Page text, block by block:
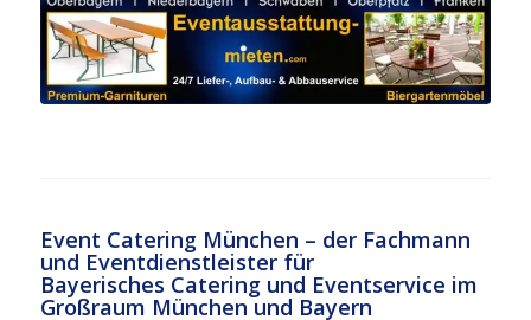
Event Catering München – der Fachmann
und Eventdienstleister für
Bayerisches Catering und Eventservice im
Großraum München und Bayern